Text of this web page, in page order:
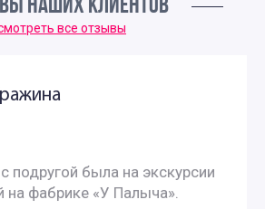
НАШИХ КЛИЕНТОВ
все отзывы
подругой была на экскурсии
на фабрике «У Палыча».